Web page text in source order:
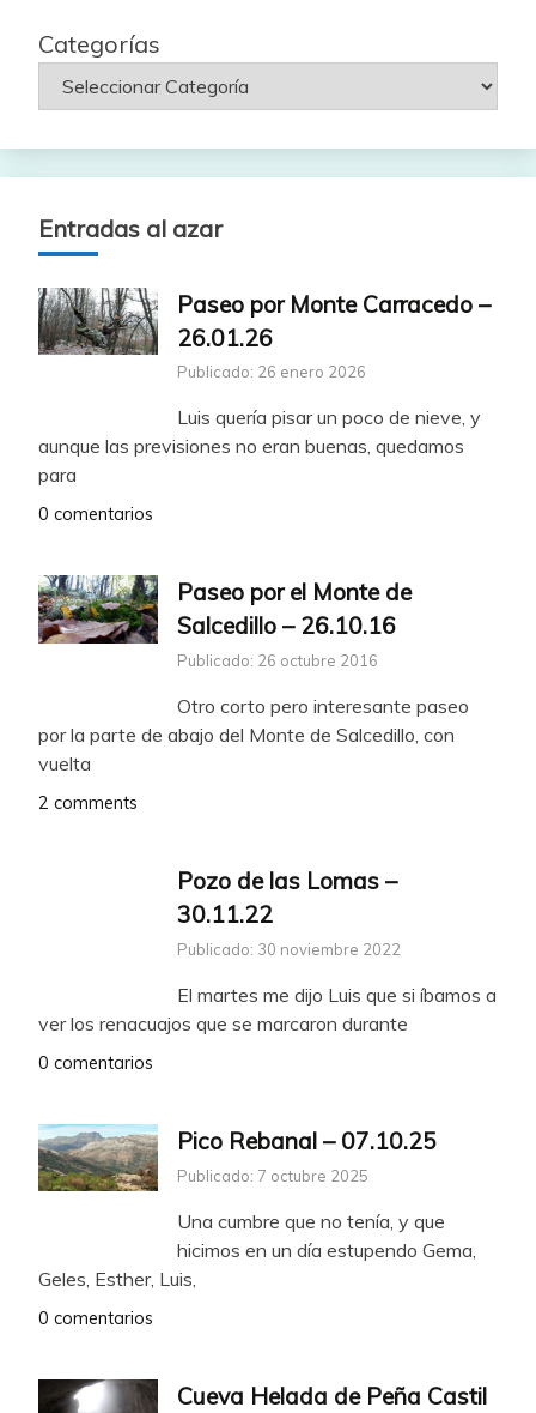
Categorías
Entradas al azar
Paseo por Monte Carracedo –
26.01.26
Publicado: 26 enero 2026
Luis quería pisar un poco de nieve, y
aunque las previsiones no eran buenas, quedamos
para
0 comentarios
Paseo por el Monte de
Salcedillo – 26.10.16
Publicado: 26 octubre 2016
Otro corto pero interesante paseo
por la parte de abajo del Monte de Salcedillo, con
vuelta
2 comments
Pozo de las Lomas –
30.11.22
Publicado: 30 noviembre 2022
El martes me dijo Luis que si íbamos a
ver los renacuajos que se marcaron durante
0 comentarios
Pico Rebanal – 07.10.25
Publicado: 7 octubre 2025
Una cumbre que no tenía, y que
hicimos en un día estupendo Gema,
Geles, Esther, Luis,
0 comentarios
Cueva Helada de Peña Castil